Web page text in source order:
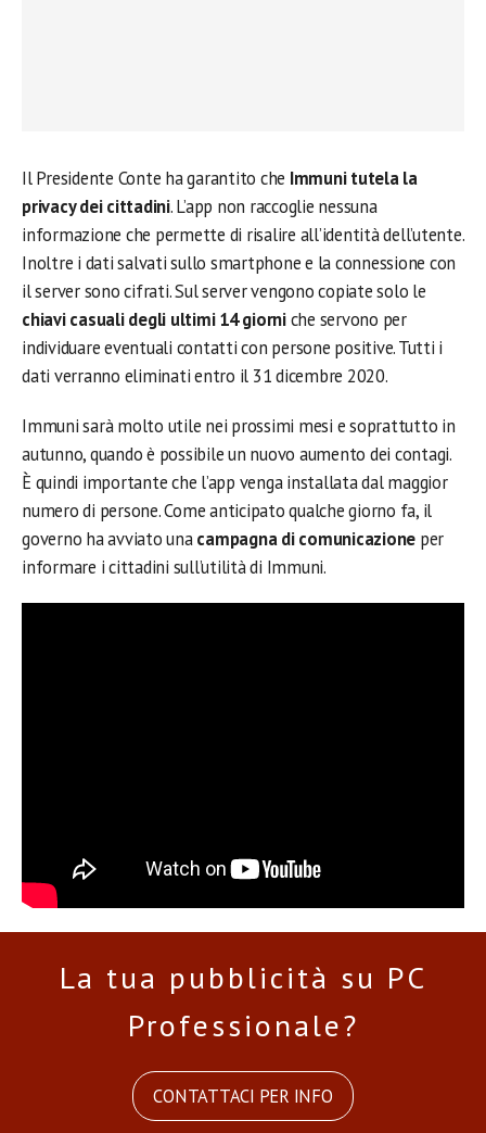
Il Presidente Conte ha garantito che Immuni tutela la
privacy dei cittadini. L’app non raccoglie nessuna
informazione che permette di risalire all’identità dell’utente.
Inoltre i dati salvati sullo smartphone e la connessione con
il server sono cifrati. Sul server vengono copiate solo le
chiavi casuali degli ultimi 14 giorniche servono per
individuare eventuali contatti con persone positive. Tutti i
dati verranno eliminati entro il 31 dicembre 2020.
Immuni sarà molto utile nei prossimi mesi e soprattutto in
autunno, quando è possibile un nuovo aumento dei contagi.
È quindi importante che l’app venga installata dal maggior
numero di persone. Come anticipato qualche giorno fa, il
governo ha avviato unacampagna di comunicazione per
informare i cittadini sull’utilità di Immuni.
La tua pubblicità su PC
Professionale?
CONTATTACI PER INFO